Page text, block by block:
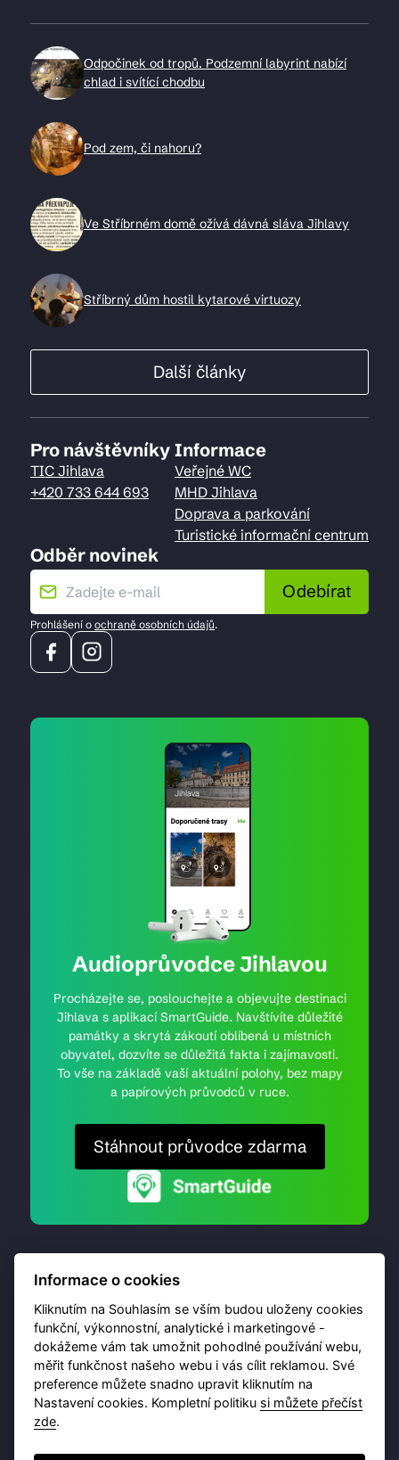
Odpočinek od tropů. Podzemní labyrint nabízí
chlad i svítící chodbu
Pod zem, či nahoru?
Ve Stříbrném domě ožívá dávná sláva Jihlavy
Stříbrný dům hostil kytarové virtuozy
Další články
Pro návštěvníky
TIC Jihlava
+420 733 644 693
Informace
Veřejné WC
MHD Jihlava
Doprava a parkování
Turistické informační centrum
Odběr novinek
Odebírat
Prohlášení o ochraně osobních údajů.
Audioprůvodce Jihlavou
Procházejte se, poslouchejte a objevujte destinaci
Jihlava s aplikací SmartGuide. Navštívíte důležité
památky a skrytá zákoutí oblíbená u místních
obyvatel, dozvíte se důležitá fakta i zajímavosti.
To vše na základě vaší aktuální polohy, bez mapy
a papírových průvodců v ruce.
Stáhnout průvodce zdarma
© 2026 Destinační portál provozujeBrána Jihlavy,
příspěvková organizace. Všechna práva vyhrazena.
Ochrana osobních údajů
Informace o cookies
Kliknutím na Souhlasím se vším budou uloženy cookies
funkční, výkonnostní, analytické i marketingové -
dokážeme vám tak umožnit pohodlné používání webu,
měřit funkčnost našeho webu i vás cílit reklamou. Své
preference můžete snadno upravit kliknutím na
Nastavení cookies. Kompletní politiku si můžete přečíst
zde.